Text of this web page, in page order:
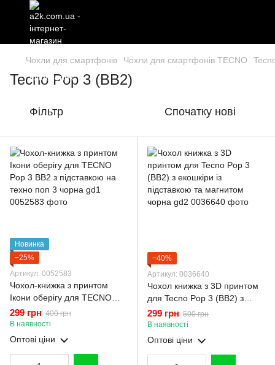
Чохли для смартфонів Чохли для смартфонів TECNO
Tecno Pop 3 (BB2)
Фільтр Спочатку нові
Новинка
−25%
Артикул: 0052583
Чохол-книжка з принтом
Ікони оберігу для TECNO
Pop 3 BB2 з підставкою на
техно поп 3 чорна gd1
299 грн 400 грн
В наявності
Оптові ціни
−40%
Артикул: 0036640
Чохол книжка з 3D принтом
для Tecno Pop 3 (BB2) з
екошкіри із підставкою та
магнитом чорна gd2
299 грн 500 грн
В наявності
Оптові ціни